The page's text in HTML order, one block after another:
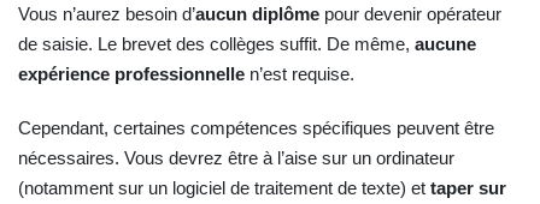
Vous n’aurez besoin d’aucun diplôme pour devenir opérateur
de saisie. Le brevet des collèges suffit. De même, aucune
expérience professionnelle n’est requise.
Cependant, certaines compétences spécifiques peuvent être
nécessaires. Vous devrez être à l’aise sur un ordinateur
(notamment sur un logiciel de traitement de texte) et taper sur